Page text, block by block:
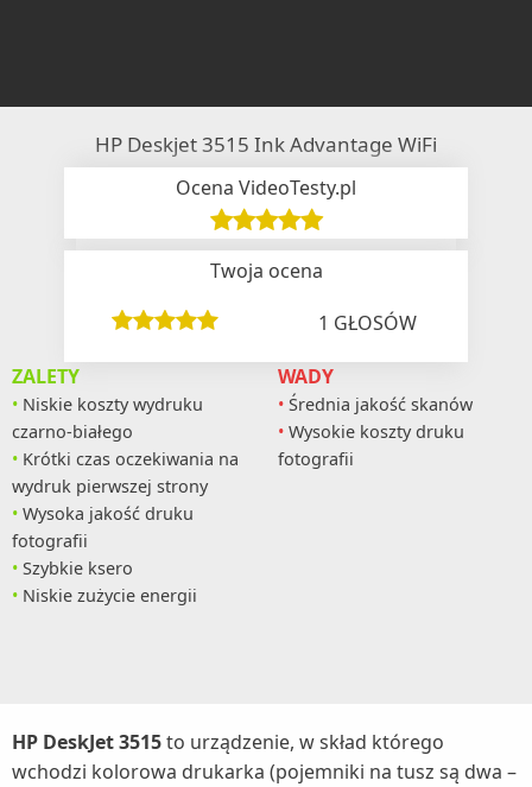
HP Deskjet 3515 Ink Advantage WiFi
Ocena VideoTesty.pl
Twoja ocena
1 GŁOSÓW
ZALETY
Niskie koszty wydruku
czarno-białego
Krótki czas oczekiwania na
wydruk pierwszej strony
Wysoka jakość druku
fotografii
Szybkie ksero
Niskie zużycie energii
WADY
Średnia jakość skanów
Wysokie koszty druku
fotografii
HP DeskJet 3515to urządzenie, w skład którego
wchodzi kolorowa drukarka (pojemniki na tusz są dwa –